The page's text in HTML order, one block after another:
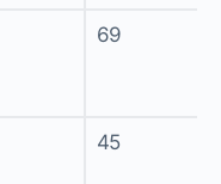
69
45